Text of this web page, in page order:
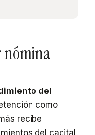
nómina
del
como
recibe
del capital